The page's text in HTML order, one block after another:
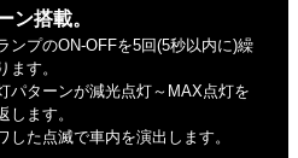
ン搭載。
ンプのON-OFFを5回(5秒以内に)繰
ます。
パターンが減光点灯～MAX点灯を
ます。
た点滅で車内を演出します。